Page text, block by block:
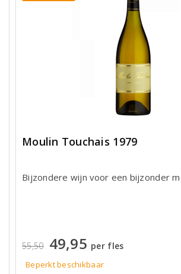
Moulin Touchais 1979
Bijzondere wijn voor een bijzonder
55,50 49,95 per fles
Beperkt beschikbaar